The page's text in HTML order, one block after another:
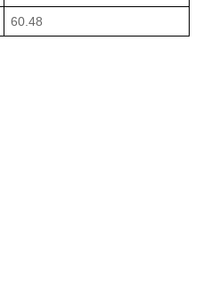
60.48